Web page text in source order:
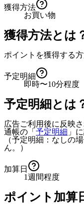
獲得方法
お買い物
獲得方法とは
ポイントを獲得する方
予定明細
即時〜10分程度
予定明細とは
広告ご利用後に反映
通帳の「 予定明細 」
（予定明細：なしの
ん。）
加算日
1週間程度
ポイント加算